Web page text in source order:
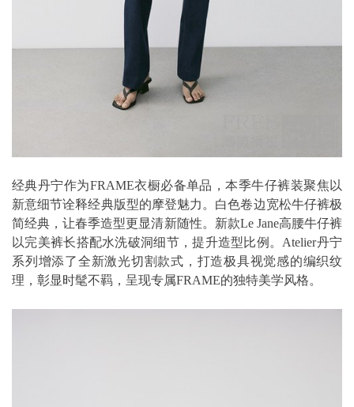
经典丹宁作为FRAME衣橱必备单品，本季牛仔裤装聚焦以
新意细节诠释经典版型的摩登魅力。白色卷边宽松牛仔裤极
简经典，让春季造型更显清新随性。新款Le Jane高腰牛仔裤
以完美裤长搭配水洗破洞细节，提升造型比例。Atelier丹宁
系列增添了全新激光切割款式，打造极具视觉感的编织纹
理，彰显时髦不羁，呈现专属FRAME的独特美学风格。